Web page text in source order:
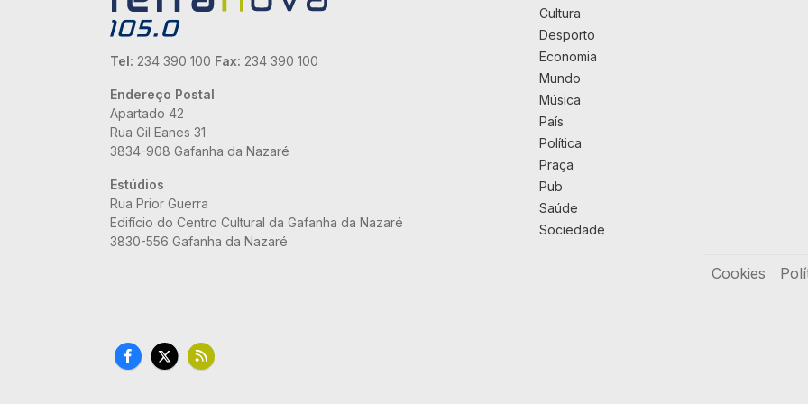
Tel: 234 390 100 Fax: 234 390 100
Endereço Postal
Apartado 42
Rua Gil Eanes 31
3834-908 Gafanha da Nazaré
Estúdios
Rua Prior Guerra
Edifício do Centro Cultural da Gafanha da Nazaré
3830-556 Gafanha da Nazaré
Cultura
Desporto
Economia
Mundo
Música
País
Política
Praça
Pub
Saúde
Sociedade
Cookies